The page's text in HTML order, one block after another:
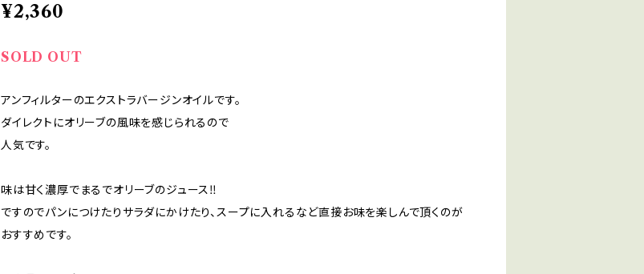
¥2,360
SOLD OUT
アンフィルターのエクストラバージンオイルです。
ダイレクトにオリーブの風味を感じられるので
人気です。
味は甘く濃厚でまるでオリーブのジュース‼︎
ですのでパンにつけたりサラダにかけたり、スープに入れるなど直接お味を楽しんで頂くのが
おすすめです。